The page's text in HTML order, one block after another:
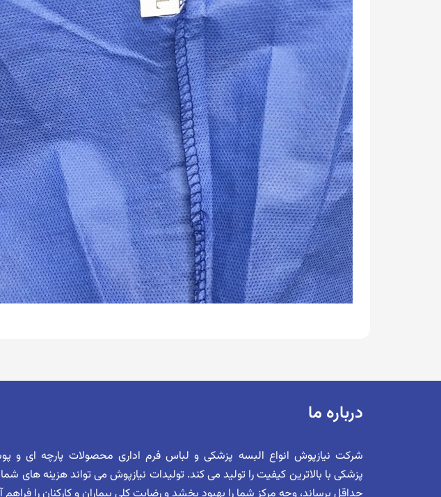
درباره ما
شرکت نیازپوش انواع البسه پزشکی و لباس فرم اداری محصولات پارچه ای و
پزشکی با بالاترین کیفیت را تولید می کند. تولیدات نیازپوش می تواند هزینه های شما